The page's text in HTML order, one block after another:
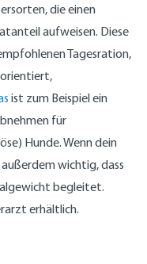
die einen
aufweisen. Diese
Tagesration,
orientiert,
ist zum Beispiel ein
für
Hunde. Wenn dein
wichtig, dass
begleitet.
erhältlich.